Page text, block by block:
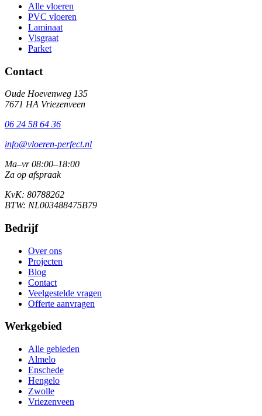
Alle vloeren
PVC vloeren
Laminaat
Visgraat
Parket
Contact
Oude Hoevenweg 135
7671 HA Vriezenveen
06 24 58 64 36
info@vloeren-perfect.nl
Ma–vr 08:00–18:00
Za op afspraak
KvK: 80788262
BTW: NL003488475B79
Bedrijf
Over ons
Projecten
Blog
Contact
Veelgestelde vragen
Offerte aanvragen
Werkgebied
Alle gebieden
Almelo
Enschede
Hengelo
Zwolle
Vriezenveen